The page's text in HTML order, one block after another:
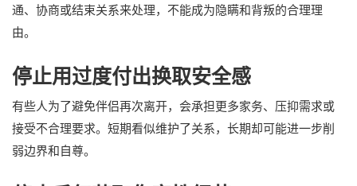
通、协商或结束关系来处理，不能成为隐瞒和背叛的合理理
由。
停止用过度付出换取安全感
有些人为了避免伴侣再次离开，会承担更多家务、压抑需求或
接受不合理要求。短期看似维护了关系，长期却可能进一步削
弱边界和自尊。